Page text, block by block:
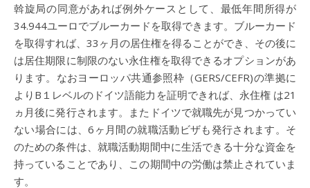
斡旋局の同意があれば例外ケースとして、最低年間所得が
34.944ユーロでブルーカードを取得できます。ブルーカード
を取得すれば、33ヶ月の居住権を得ることができ、その後に
は居住期限に制限のない永住権を取得できるオプションがあ
ります。なおヨーロッパ共通参照枠（GERS/CEFR)の準拠に
よりB１レベルのドイツ語能力を証明できれば、永住権 は21
ヵ月後に発行されます。またドイツで就職先が見つかってい
ない場合には、6ヶ月間の就職活動ビザも発行されます。そ
のための条件は、就職活動期間中に生活できる十分な資金を
持っていることであり、この期間中の労働は禁止されていま
す。